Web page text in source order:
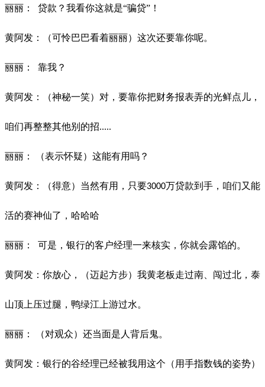
丽丽： 贷款？我看你这就是“骗贷”！
黄阿发：（可怜巴巴看着丽丽）这次还要靠你呢。
丽丽： 靠我？
黄阿发：（神秘一笑）对，要靠你把财务报表弄的光鲜点儿，
咱们再整整其他别的招.....
丽丽： （表示怀疑）这能有用吗？
黄阿发：（得意）当然有用，只要3000万贷款到手，咱们又能
活的赛神仙了，哈哈哈
丽丽： 可是，银行的客户经理一来核实，你就会露馅的。
黄阿发：你放心，（迈起方步）我黄老板走过南、闯过北，泰
山顶上压过腿，鸭绿江上游过水。
丽丽： （对观众）还当面是人背后鬼。
黄阿发：银行的谷经理已经被我用这个（用手指数钱的姿势）